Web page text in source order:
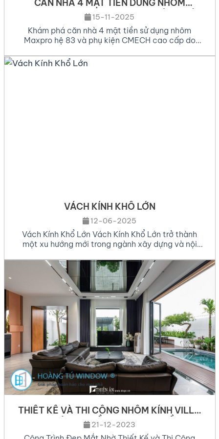
CĂN NHÀ 4 MẶT TIỀN DÙNG NHÔM
MAXPRO 83 & CMECH – DO HOÀNG TÚ
WINDOW
15-11-2025
Khám phá căn nhà 4 mặt tiền sử dụng nhôm
Maxpro hệ 83 và phụ kiện CMECH cao cấp do
tốt, sang trọng vượt thời gian. Giới thiệu về công
trình Căn nhà 4 mặt tiền luôn là biểu tượng của sự
VÁCH KÍNH KHỔ LỚN
12-06-2025
Vách Kính Khổ Lớn Vách Kính Khổ Lớn trở thành
một xu hướng mới trong ngành xây dựng và nội
không gian sống cũng như làm việc. Với khả năng
mở rộng tầm nhìn, tạo cảm giác thoáng đãng,
những vách kính này […]
THIẾT KẾ VÀ THI CÔNG NHÔM KÍNH VILLA
TẠI KHU DÂN CƯ HỒNG LOAN, TP CẦN THƠ
21-12-2023